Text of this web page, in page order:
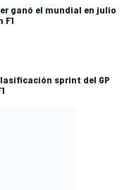
ganó el mundial en julio
F1
sprint del GP